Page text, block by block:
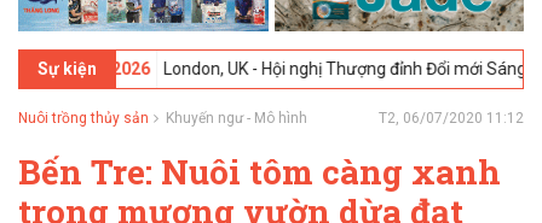
Sự kiện
09-02-2026 London, UK - Hội nghị Thượng đỉnh Đổi mới Sáng tạo
Nuôi trồng thủy sản Khuyến ngư - Mô hình T2, 06/07/2020 11:12
Bến Tre: Nuôi tôm càng xanh
trong mương vườn dừa đạt